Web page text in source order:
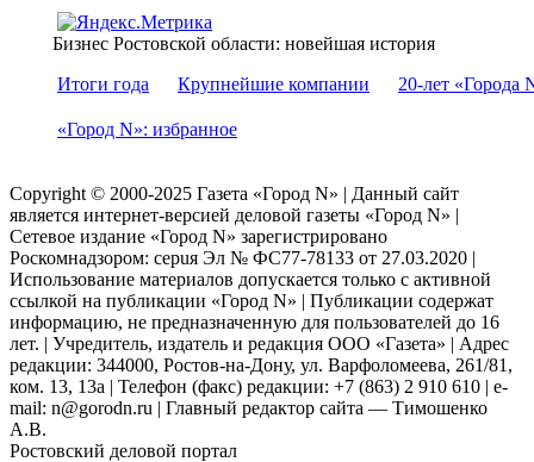
Бизнес Ростовской области: новейшая история
Итоги года
Крупнейшие компании 20-лет «Города
«Город N»: избранное
Copyright © 2000-2025 Газета «Город N» | Данный сайт
является интернет-версией деловой газеты «Город N» |
Сетевое издание «Город N» зарегистрировано
Роскомнадзором: серuя Эл № ФС77-78133 от 27.03.2020 |
Использование материалов допускается только с активной
ссылкой на публикации «Город N» | Публикации содержат
информацию, не предназначенную для пользователей до 16
лет. | Учредитель, издатель и редакция ООО «Газета» | Адрес
редакции: 344000, Ростов-на-Дону, ул. Варфоломеева, 261/81,
ком. 13, 13а | Телефон (факс) редакции: +7 (863) 2 910 610 | e-
mail: n@gorodn.ru | Главный редактор сайта — Тимошенко
А.В.
Ростовский деловой портал